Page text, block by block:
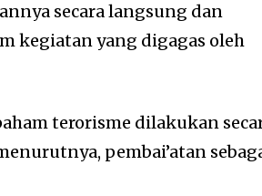
secara langsung dan
kegiatan yang digagas oleh
terorisme dilakukan
pembai’atan